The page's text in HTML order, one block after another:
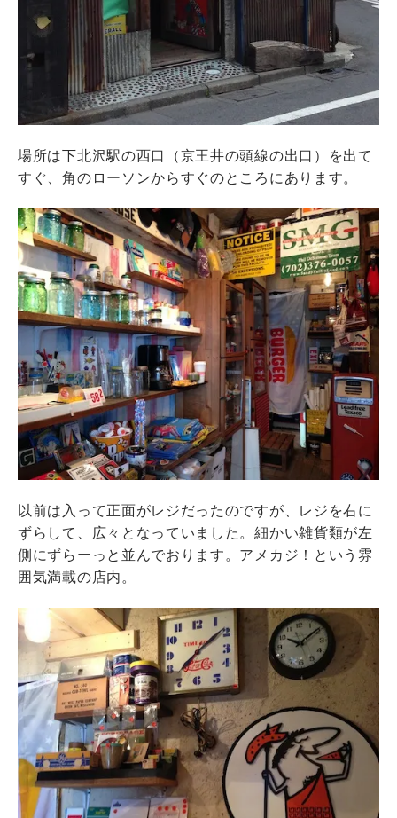
場所は下北沢駅の西口（京王井の頭線の出口）を出て
すぐ、角のローソンからすぐのところにあります。
以前は入って正面がレジだったのですが、レジを右に
ずらして、広々となっていました。細かい雑貨類が左
側にずらーっと並んでおります。アメカジ！という雰
囲気満載の店内。